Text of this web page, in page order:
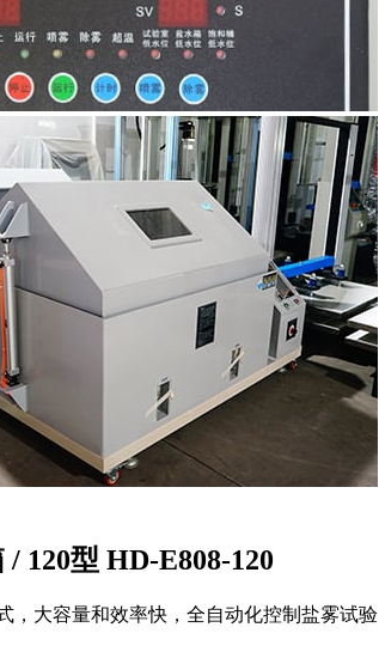
120型 HD-E808-120
，大容量和效率快，全自动化控制盐雾试验